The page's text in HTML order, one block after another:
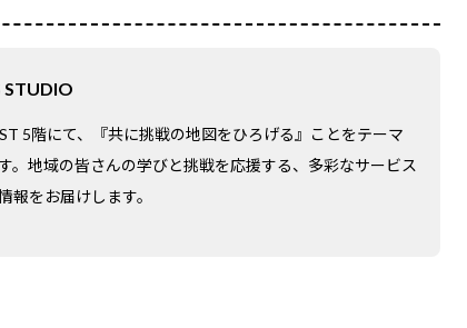
STUDIO
5階にて、『共に挑戦の地図をひろげる』ことをテーマ
。地域の皆さんの学びと挑戦を応援する、多彩なサービス
報をお届けします。